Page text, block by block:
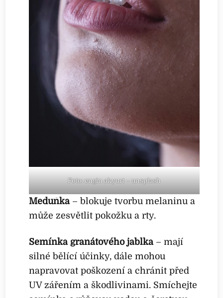
Foto: engin akyurt – unsplash
Meduňka– blokuje tvorbu melaninu a
může zesvětlit pokožku a rty.
Semínka granátového jablka– mají
silné bělící účinky, dále mohou
napravovat poškození a chránit před
UV zářením a škodlivinami. Smíchejte